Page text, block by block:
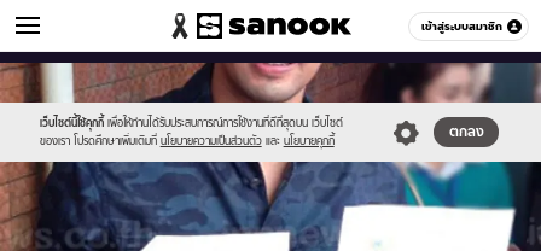
เข้าสู่ระบบสมาชิก
ข่าวบันเทิง หมวดอื่นๆ
เว็บไซต์นี้ใช้คุกกี้ เพื่อให้ท่านได้รับประสบการณ์การใช้งานที่ดีที่สุดบน เว็บไซต์
ของเรา โปรดศึกษาเพิ่มเติมที่ นโยบายความเป็นส่วนตัว และ นโยบายคุกกี้
ตกลง
Sanook
//s.isanook.com/sr/0/images/logo-
new-
sanook.png
600
60
//s.isanook.com/ns/0/ud/365/1829062/631583-
02.jpg